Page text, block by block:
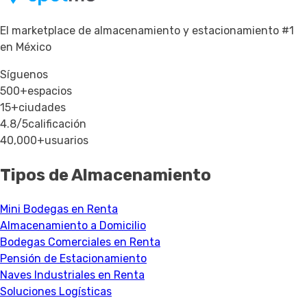
El marketplace de almacenamiento y estacionamiento #1
en México
Síguenos
500+espacios
15+ciudades
4.8/5calificación
40,000+usuarios
Tipos de Almacenamiento
Mini Bodegas en Renta
Almacenamiento a Domicilio
Bodegas Comerciales en Renta
Pensión de Estacionamiento
Naves Industriales en Renta
Soluciones Logísticas